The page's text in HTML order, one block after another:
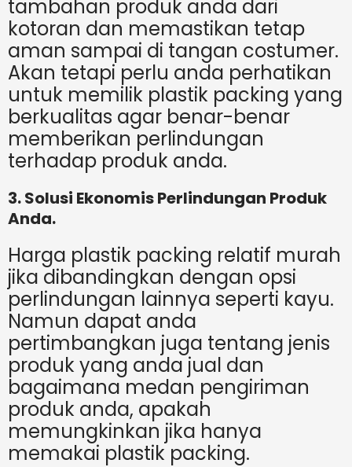
tambahan produk anda dari
kotoran dan memastikan tetap
aman sampai di tangan costumer.
Akan tetapi perlu anda perhatikan
untuk memilik plastik packing yang
berkualitas agar benar-benar
memberikan perlindungan
terhadap produk anda.
3. Solusi Ekonomis Perlindungan Produk
Anda.
Harga plastik packing relatif murah
jika dibandingkan dengan opsi
perlindungan lainnya seperti kayu.
Namun dapat anda
pertimbangkan juga tentang jenis
produk yang anda jual dan
bagaimana medan pengiriman
produk anda, apakah
memungkinkan jika hanya
memakai plastik packing.